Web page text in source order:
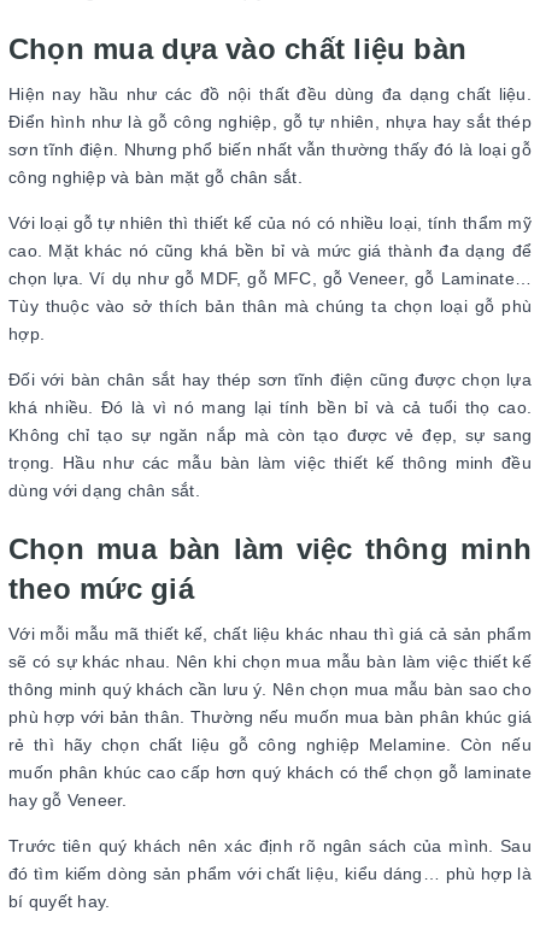
Chọn mua dựa vào chất liệu bàn
Hiện nay hầu như các đồ nội thất đều dùng đa dạng chất liệu.
Điển hình như là gỗ công nghiệp, gỗ tự nhiên, nhựa hay sắt thép
sơn tĩnh điện. Nhưng phổ biến nhất vẫn thường thấy đó là loại gỗ
công nghiệp và bàn mặt gỗ chân sắt.
Với loại gỗ tự nhiên thì thiết kế của nó có nhiều loại, tính thẩm mỹ
cao. Mặt khác nó cũng khá bền bỉ và mức giá thành đa dạng để
chọn lựa. Ví dụ như gỗ MDF, gỗ MFC, gỗ Veneer, gỗ Laminate…
Tùy thuộc vào sở thích bản thân mà chúng ta chọn loại gỗ phù
hợp.
Đối với bàn chân sắt hay thép sơn tĩnh điện cũng được chọn lựa
khá nhiều. Đó là vì nó mang lại tính bền bỉ và cả tuổi thọ cao.
Không chỉ tạo sự ngăn nắp mà còn tạo được vẻ đẹp, sự sang
trọng. Hầu như các mẫu bàn làm việc thiết kế thông minh đều
dùng với dạng chân sắt.
Chọn mua bàn làm việc thông minh
theo mức giá
Với mỗi mẫu mã thiết kế, chất liệu khác nhau thì giá cả sản phẩm
sẽ có sự khác nhau. Nên khi chọn mua mẫu bàn làm việc thiết kế
thông minh quý khách cần lưu ý. Nên chọn mua mẫu bàn sao cho
phù hợp với bản thân. Thường nếu muốn mua bàn phân khúc giá
rẻ thì hãy chọn chất liệu gỗ công nghiệp Melamine. Còn nếu
muốn phân khúc cao cấp hơn quý khách có thể chọn gỗ laminate
hay gỗ Veneer.
Trước tiên quý khách nên xác định rõ ngân sách của mình. Sau
đó tìm kiếm dòng sản phẩm với chất liệu, kiểu dáng… phù hợp là
bí quyết hay.